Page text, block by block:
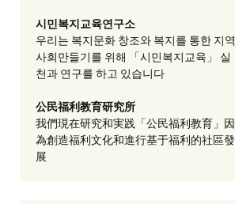
시민복지교육연구소
우리는 복지문화 창조와 복지를 통한 지역
사회만들기를 위해 「시민복지교육」 실
천과 연구를 하고 있습니다
公民福利教育研究所
我們現在研究和実践「公民福利教育」因
為創造福利文化和進行基于福利的社區發
展